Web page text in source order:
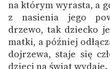
na którym wyrasta, a
z nasienia jego
drzewo, tak dziecko
matki, a później
dojrzewa, staje się
dzieci na świat wydaje.